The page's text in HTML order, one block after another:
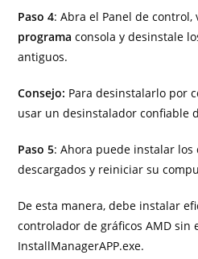
Paso 4: Abra el Panel de control,
programa consola y desinstale
antiguos.
Consejo: Para desinstalarlo por
usar un desinstalador confiable
Paso 5: Ahora puede instalar los
descargados y reiniciar su
De esta manera, debe instalar
controlador de gráficos AMD sin
InstallManagerAPP.exe.